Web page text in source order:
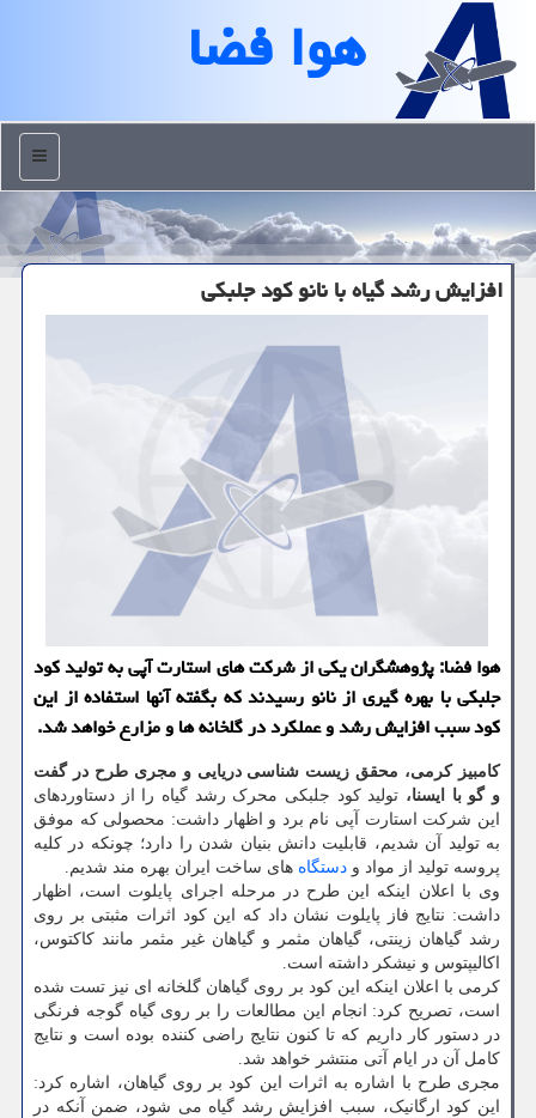
هوا فضا
منو
افزایش رشد گیاه با نانو کود جلبکی
هوا فضا: پژوهشگران یکی از شرکت های استارت آپی به تولید کود
جلبکی با بهره گیری از نانو رسیدند که بگفته آنها استفاده از این
کود سبب افزایش رشد و عملکرد در گلخانه ها و مزارع خواهد شد.
کامبیز کرمی، محقق زیست شناسی دریایی و مجری طرح در گفت
و گو با ایسنا، تولید کود جلبکی محرک رشد گیاه را از دستاوردهای
این شرکت استارت آپی نام برد و اظهار داشت: محصولی که موفق
به تولید آن شدیم، قابلیت دانش بنیان شدن را دارد؛ چونکه در کلیه
پروسه تولید از مواد و دستگاه های ساخت ایران بهره مند شدیم.
وی با اعلان اینکه این طرح در مرحله اجرای پایلوت است، اظهار
داشت: نتایج فاز پایلوت نشان داد که این کود اثرات مثبتی بر روی
رشد گیاهان زینتی، گیاهان مثمر و گیاهان غیر مثمر مانند کاکتوس،
اکالیپتوس و نیشکر داشته است.
کرمی با اعلان اینکه این کود بر روی گیاهان گلخانه ای نیز تست شده
است، تصریح کرد: انجام این مطالعات را بر روی گیاه گوجه فرنگی
در دستور کار داریم که تا کنون نتایج راضی کننده بوده است و نتایج
کامل آن در ایام آتی منتشر خواهد شد.
مجری طرح با اشاره به اثرات این کود بر روی گیاهان، اشاره کرد:
این کود ارگانیک، سبب افزایش رشد گیاه می شود، ضمن آنکه در